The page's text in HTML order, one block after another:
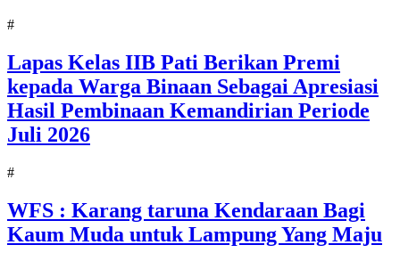
#
Lapas Kelas IIB Pati Berikan Premi
kepada Warga Binaan Sebagai Apresiasi
Hasil Pembinaan Kemandirian Periode
Juli 2026
#
WFS : Karang taruna Kendaraan Bagi
Kaum Muda untuk Lampung Yang Maju